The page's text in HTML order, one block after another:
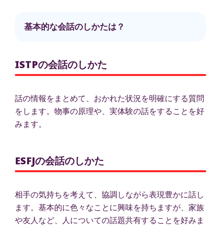
基本的な会話のしかたは？
ISTPの会話のしかた
話の情報をまとめて、おかれた状況を明確にする質問
をします。物事の原理や、実体験の話をすることを好
みます。
ESFJの会話のしかた
相手の気持ちを考えて、協調しながら表現豊かに話し
ます。基本的に色々なことに興味を持ちますが、家族
や友人など、人についての話題共有することを好みま